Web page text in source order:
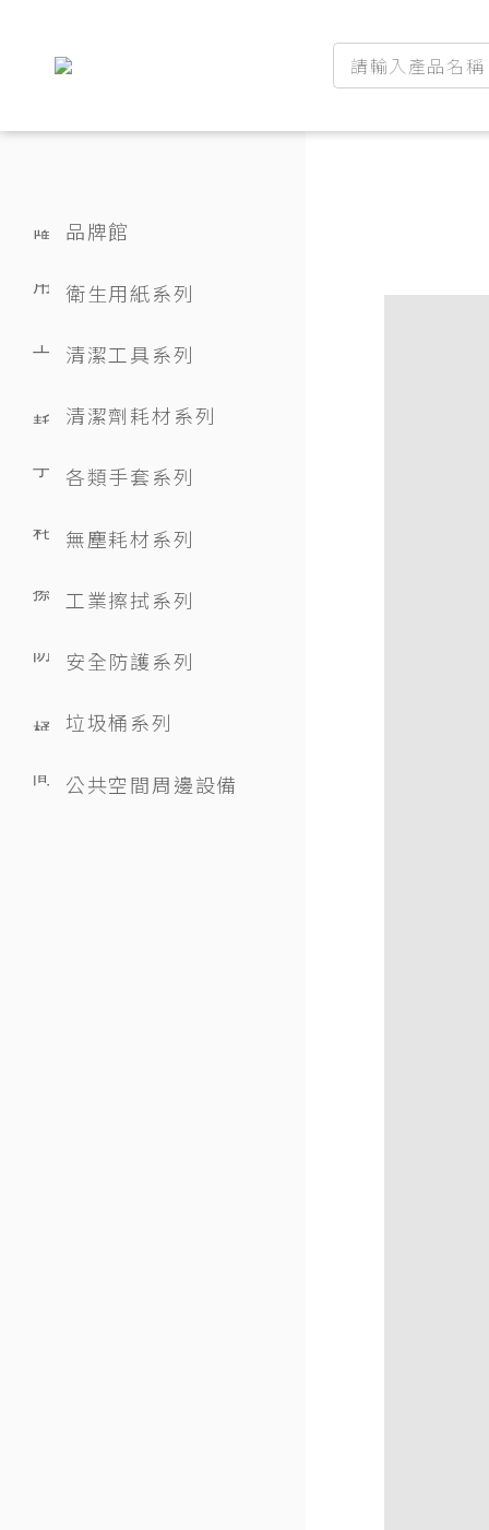
品牌館
衛生用紙系列
清潔工具系列
清潔劑耗材系列
各類手套系列
無塵耗材系列
工業擦拭系列
安全防護系列
垃圾桶系列
公共空間周邊設備